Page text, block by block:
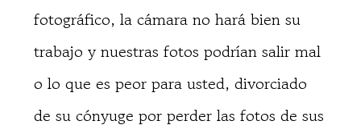
fotográfico, la cámara no hará bien su
trabajo y nuestras fotos podrían salir mal
o lo que es peor para usted, divorciado
de su cónyuge por perder las fotos de sus